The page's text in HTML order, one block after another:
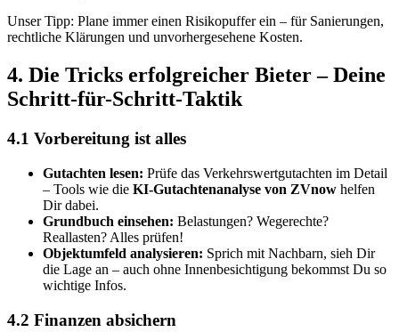
Unser Tipp: Plane immer einen Risikopuffer ein – für Sanierungen,
rechtliche Klärungen und unvorhergesehene Kosten.
4. Die Tricks erfolgreicher Bieter – Deine
Schritt-für-Schritt-Taktik
4.1 Vorbereitung ist alles
Gutachten lesen: Prüfe das Verkehrswertgutachten im Detail
– Tools wie die KI-Gutachtenanalyse von ZVnow helfen
Dir dabei.
Grundbuch einsehen: Belastungen? Wegerechte?
Reallasten? Alles prüfen!
Objektumfeld analysieren: Sprich mit Nachbarn, sieh Dir
die Lage an – auch ohne Innenbesichtigung bekommst Du so
wichtige Infos.
4.2 Finanzen absichern